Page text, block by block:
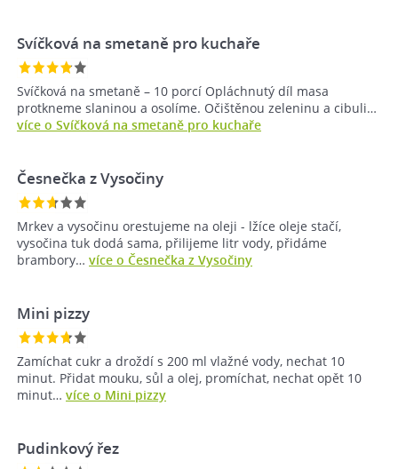
Svíčková na smetaně pro kuchaře
Svíčková na smetaně – 10 porcí Opláchnutý díl masa
protkneme slaninou a osolíme. Očištěnou zeleninu a cibuli…
více o Svíčková na smetaně pro kuchaře
Česnečka z Vysočiny
Mrkev a vysočinu orestujeme na oleji - lžíce oleje stačí,
vysočina tuk dodá sama, přilijeme litr vody, přidáme
brambory… více o Česnečka z Vysočiny
Mini pizzy
Zamíchat cukr a droždí s 200 ml vlažné vody, nechat 10
minut. Přidat mouku, sůl a olej, promíchat, nechat opět 10
minut… více o Mini pizzy
Pudinkový řez